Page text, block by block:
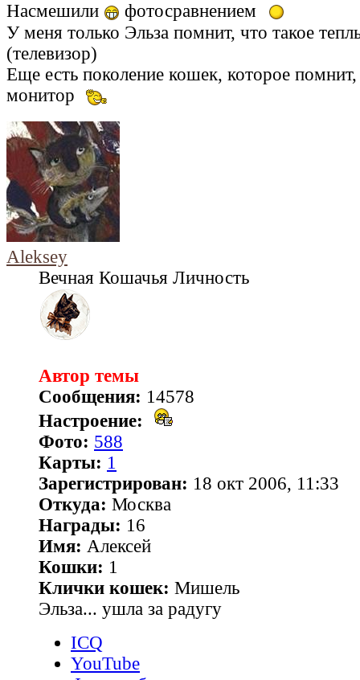
Насмешили
фотосравнением
У меня только Эльза помнит, что такое
(телевизор)
Еще есть поколение кошек, которое
монитор
Aleksey
Вечная Кошачья Личность
Автор темы
Сообщения: 14578
Настроение:
Фото: 588
Карты: 1
Зарегистрирован: 18 окт 2006, 11:33
Откуда: Москва
Награды: 16
Имя: Алексей
Кошки: 1
Клички кошек: Мишель
Эльза... ушла за радугу
ICQ
YouTube